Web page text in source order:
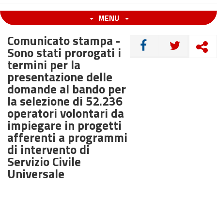
MENU
CONDIVIDI
Comunicato stampa -
Sono stati prorogati i
termini per la
presentazione delle
domande al bando per
la selezione di 52.236
operatori volontari da
impiegare in progetti
afferenti a programmi
di intervento di
Servizio Civile
Universale